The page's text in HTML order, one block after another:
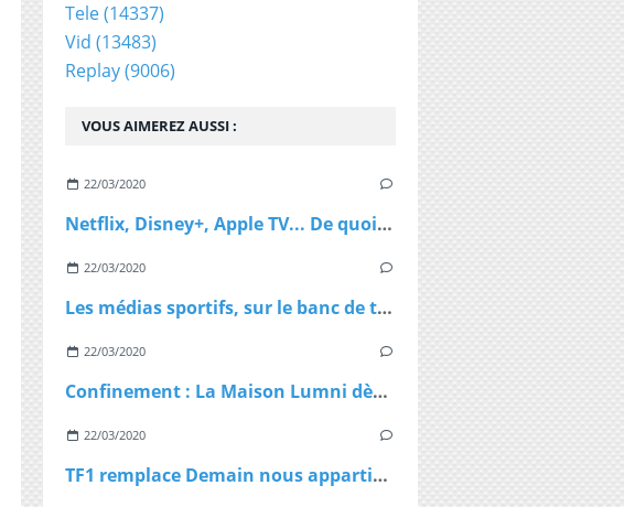
VOUS AIMEREZ AUSSI :
22/03/2020
Netflix, Disney+, Apple TV... De quoi passer du bon temps pendant le confinement
22/03/2020
Les médias sportifs, sur le banc de touche mais pas résignés
22/03/2020
Confinement : La Maison Lumni dès lundi à 9h sur les chaines de France Télévisions
22/03/2020
TF1 remplace Demain nous appartient par Sept à Huit, dès lundi à 19h05 le temps du confinement
Tele(14337)
Vid (13483)
Replay(9006)